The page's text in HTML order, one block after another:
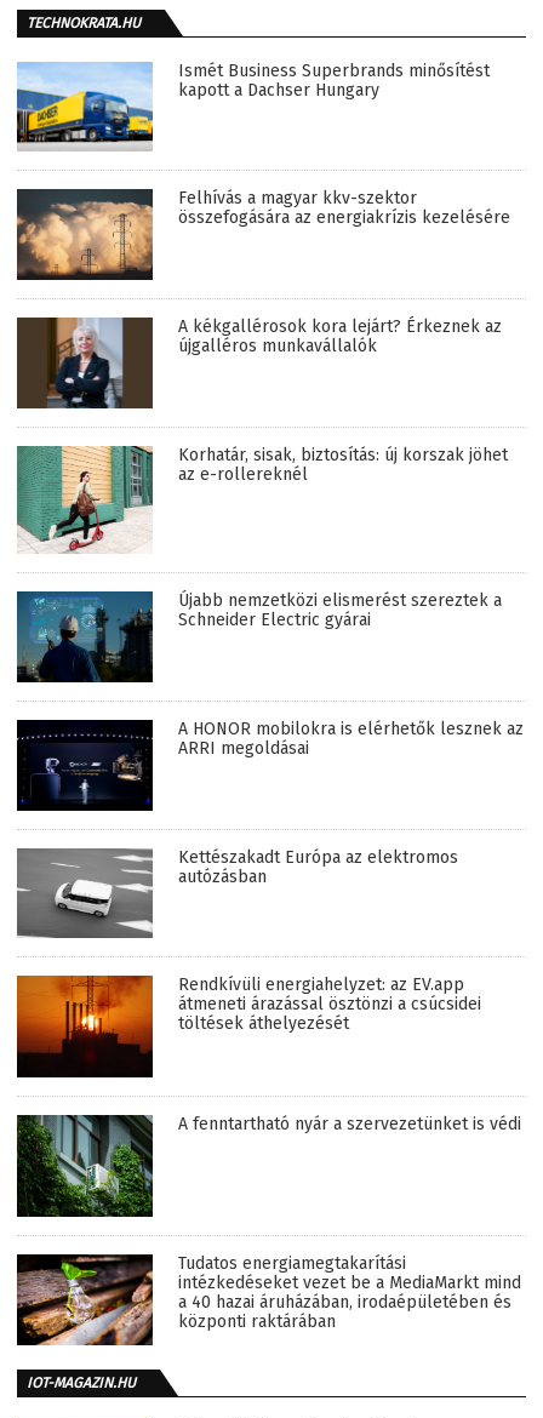
TECHNOKRATA.HU
Ismét Business Superbrands minősítést
kapott a Dachser Hungary
Felhívás a magyar kkv-szektor
összefogására az energiakrízis kezelésére
A kékgallérosok kora lejárt? Érkeznek az
újgalléros munkavállalók
Korhatár, sisak, biztosítás: új korszak jöhet
az e-rollereknél
Újabb nemzetközi elismerést szereztek a
Schneider Electric gyárai
A HONOR mobilokra is elérhetők lesznek az
ARRI megoldásai
Kettészakadt Európa az elektromos
autózásban
Rendkívüli energiahelyzet: az EV.app
átmeneti árazással ösztönzi a csúcsidei
töltések áthelyezését
A fenntartható nyár a szervezetünket is védi
Tudatos energiamegtakarítási
intézkedéseket vezet be a MediaMarkt mind
a 40 hazai áruházában, irodaépületében és
központi raktárában
IOT-MAGAZIN.HU